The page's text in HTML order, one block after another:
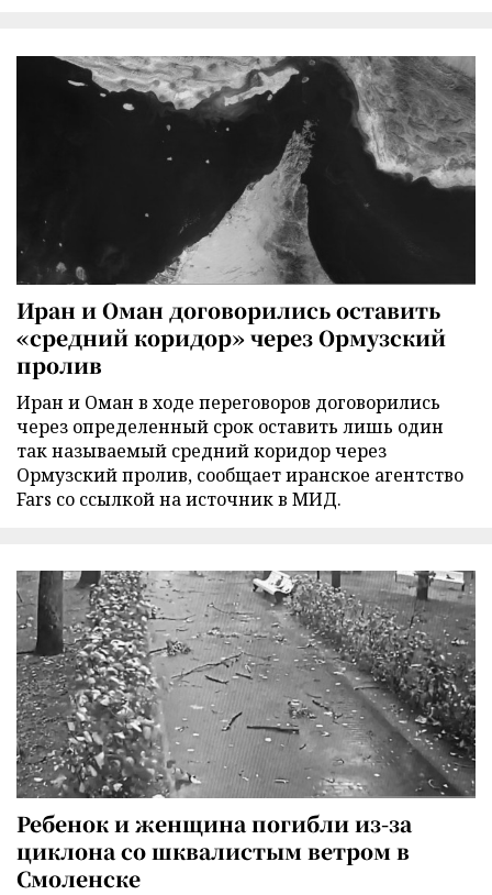
Иран и Оман договорились оставить
«средний коридор» через Ормузский
пролив
Иран и Оман в ходе переговоров договорились
через определенный срок оставить лишь один
так называемый средний коридор через
Ормузский пролив, сообщает иранское агентство
Fars со ссылкой на источник в МИД.
Ребенок и женщина погибли из-за
циклона со шквалистым ветром в
Смоленске